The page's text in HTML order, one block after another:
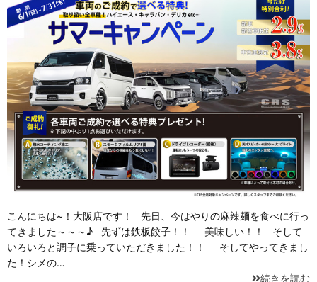
こんにちは~！大阪店です！ 先日、今はやりの麻辣麺を食べに行っ
てきました～～～♪ 先ずは鉄板餃子！！ 美味しい！！ そして
いろいろと調子に乗っていただきました！！ そしてやってきまし
た！シメの…
続きを読む